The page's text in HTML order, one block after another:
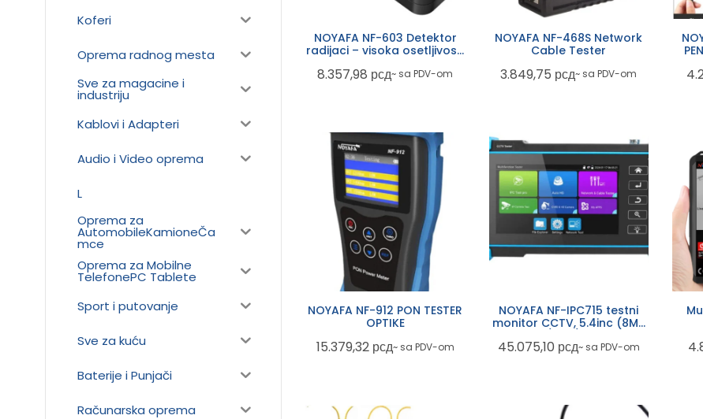
NOYAFA NF-603 Detektor
radijaci – visoka osetljivost,
prenosivi
8.357,98 рсд~ sa PDV-om
NOYAFA NF-468S Network
Cable Tester
3.849,75 рсд~ sa PDV-om
NOYAFA NF-912 PON TESTER
OPTIKE
15.379,32 рсд~ sa PDV-om
NOYAFA NF-IPC715 testni
monitor CCTV, 5.4inc (8MP
45.075,10 рсд~ sa PDV-om
Koferi
Oprema radnog mesta
Sve za magacine i
industriju
Kablovi i Adapteri
Audio i Video oprema
L
Oprema za
AutomobileKamioneČa
mce
Oprema za Mobilne
TelefonePC Tablete
Sport i putovanje
Sve za kuću
Baterije i Punjači
Računarska oprema